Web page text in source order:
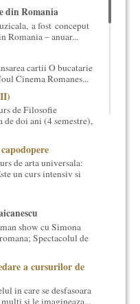
concerte si
tinem cursuri de
si de alte feluri.
mai jos.
din Romania
a fost conceput
Romania – anuar...
cartii O bucatarie
Cinema Romanes...
de Filosofie
de doi ani (4 semestre),
de arta universala:
un curs intensiv si
show cu Simona
Spectacolul de
a cursurilor de
in care se desfasoara
si le imagineaza...